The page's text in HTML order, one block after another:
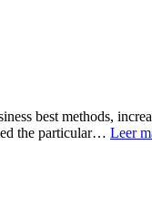
best methods,
the particular… Leer